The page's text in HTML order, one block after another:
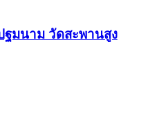
ม​นาม​ วัดสะพานสูง​